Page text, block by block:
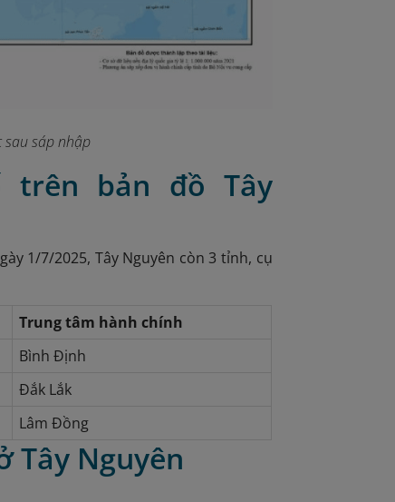
sáp nhập
trên bản đồ Tây
1/7/2025, Tây Nguyên còn 3 tỉnh, cụ
Trung tâm hành chính
Bình Định
Đắk Lắk
Lâm Đồng
Tây Nguyên